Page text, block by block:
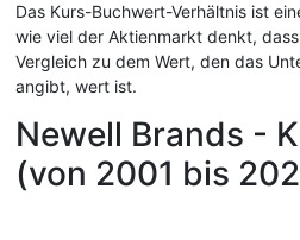
Das Kurs-Buchwert-Verhältnis ist
wie viel der Aktienmarkt denkt,
Vergleich zu dem Wert, den das
angibt, wert ist.
Newell Brands -
(von 2001 bis